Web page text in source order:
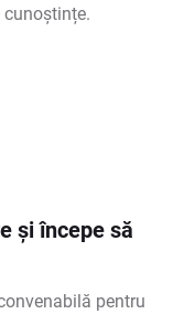
și începe să
pentru